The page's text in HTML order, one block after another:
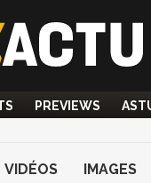
PREVIEWS
VIDÉOS IMAGES